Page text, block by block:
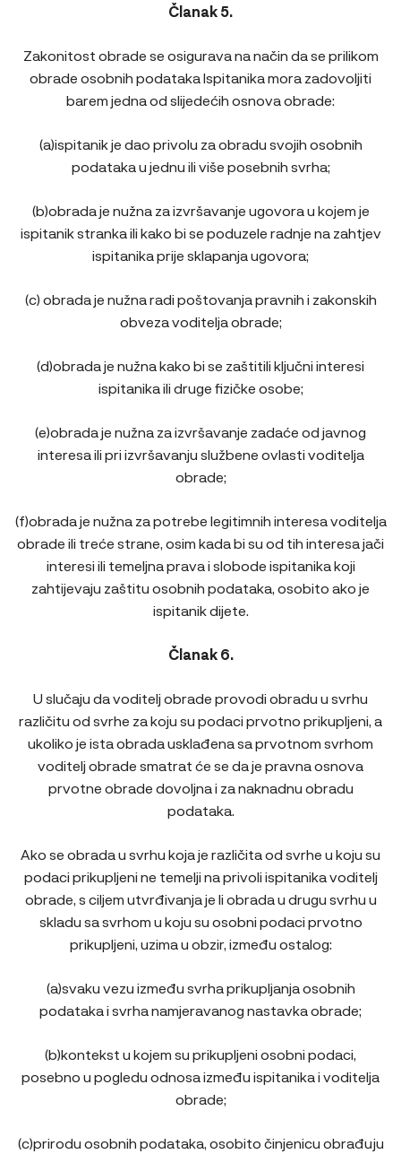
Članak 5.
Zakonitost obrade se osigurava na način da se prilikom
obrade osobnih podataka Ispitanika mora zadovoljiti
barem jedna od slijedećih osnova obrade:
(a)ispitanik je dao privolu za obradu svojih osobnih
podataka u jednu ili više posebnih svrha;
(b)obrada je nužna za izvršavanje ugovora u kojem je
ispitanik stranka ili kako bi se poduzele radnje na zahtjev
ispitanika prije sklapanja ugovora;
(c) obrada je nužna radi poštovanja pravnih i zakonskih
obveza voditelja obrade;
(d)obrada je nužna kako bi se zaštitili ključni interesi
ispitanika ili druge fizičke osobe;
(e)obrada je nužna za izvršavanje zadaće od javnog
interesa ili pri izvršavanju službene ovlasti voditelja
obrade;
(f)obrada je nužna za potrebe legitimnih interesa voditelja
obrade ili treće strane, osim kada bi su od tih interesa jači
interesi ili temeljna prava i slobode ispitanika koji
zahtijevaju zaštitu osobnih podataka, osobito ako je
ispitanik dijete.
Članak 6.
U slučaju da voditelj obrade provodi obradu u svrhu
različitu od svrhe za koju su podaci prvotno prikupljeni, a
ukoliko je ista obrada usklađena sa prvotnom svrhom
voditelj obrade smatrat će se da je pravna osnova
prvotne obrade dovoljna i za naknadnu obradu
podataka.
Ako se obrada u svrhu koja je različita od svrhe u koju su
podaci prikupljeni ne temelji na privoli ispitanika voditelj
obrade, s ciljem utvrđivanja je li obrada u drugu svrhu u
skladu sa svrhom u koju su osobni podaci prvotno
prikupljeni, uzima u obzir, između ostalog:
(a)svaku vezu između svrha prikupljanja osobnih
podataka i svrha namjeravanog nastavka obrade;
(b)kontekst u kojem su prikupljeni osobni podaci,
posebno u pogledu odnosa između ispitanika i voditelja
obrade;
(c)prirodu osobnih podataka, osobito činjenicu obrađuju